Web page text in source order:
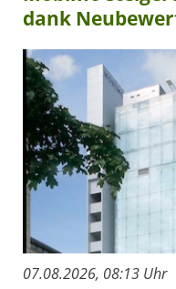
dank
07.08.2026, 08:13 Uhr